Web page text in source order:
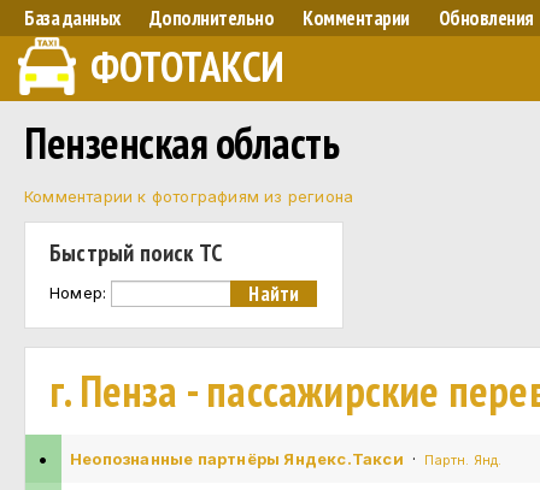
База данных Дополнительно Комментарии Обновления
ФОТОТАКСИ
Пензенская область
Комментарии к фотографиям из региона
Быстрый поиск ТС
Номер:
г. Пенза - пассажирские
• Неопознанные партнёры Яндекс.Такси · Партн. Янд.